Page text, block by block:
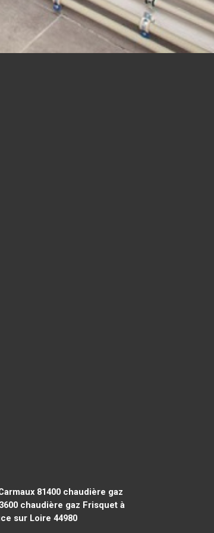
81400 chaudière gaz
chaudière gaz Frisquet à
sur Loire 44980